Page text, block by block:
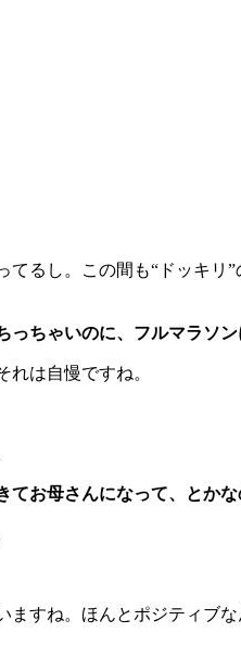
し。この間も“ドッキリ
ちゃいのに、フルマラソ
は自慢ですね。
お母さんになって、とかな
ね。ほんとポジティブ